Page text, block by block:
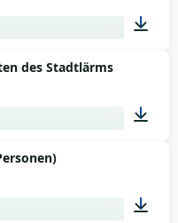
des Stadtlärms